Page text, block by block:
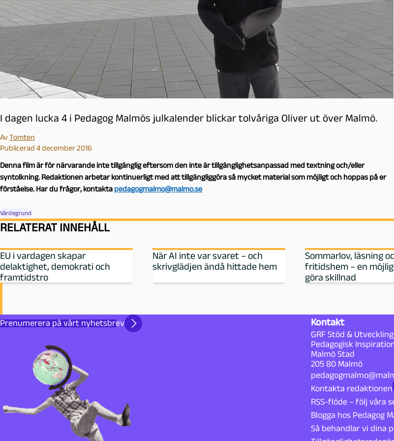
l
m
ö
I dagen lucka 4 i Pedagog Malmös julkalender blickar tolvåriga Oliver ut över Malmö.
AvTomten
Publicerad 4 december 2016
Denna film är för närvarande inte tillgänglig eftersom den inte är tillgänglighetsanpassad med textning och/eller
syntolkning. Redaktionen arbetar kontinuerligt med att tillgängliggöra så mycket material som möjligt och hoppas på er
förståelse. Har du frågor, kontakta pedagogmalmo@malmo.se
Värdegrund
RELATERAT INNEHÅLL
EU i vardagen skapar
delaktighet, demokrati och
framtidstro
När AI inte var svaret – och
skrivglädjen ändå hittade hem
Sommarlov, läsning
fritidshem – en
göra skillnad
Prenumerera på vårt nyhetsbrev Kontakt
GRF Stöd & Utveckling
Pedagogisk
Malmö Stad
205 80 Malmö
Kontakta redaktionen
RSS-flöde – följ våra
Blogga hos Pedagog
Så behandlar vi dina